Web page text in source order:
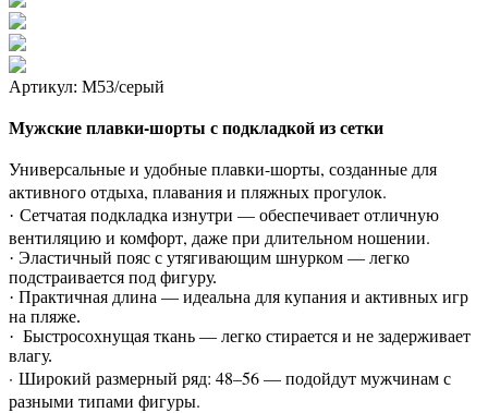
Артикул: М53/серый
Мужские плавки-шорты с подкладкой из сетки
Универсальные и удобные плавки-шорты, созданные для
активного отдыха, плавания и пляжных прогулок.
· Сетчатая подкладка изнутри — обеспечивает отличную
вентиляцию и комфорт, даже при длительном ношении.
· Эластичный пояс с утягивающим шнурком — легко
подстраивается под фигуру.
· Практичная длина — идеальна для купания и активных игр
на пляже.
· Быстросохнущая ткань — легко стирается и не задерживает
влагу.
· Широкий размерный ряд: 48–56 — подойдут мужчинам с
разными типами фигуры.